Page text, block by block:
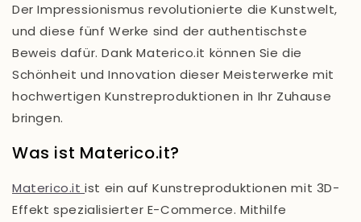
Der Impressionismus revolutionierte die Kunstwelt,
und diese fünf Werke sind der authentischste
Beweis dafür. Dank Materico.it können Sie die
Schönheit und Innovation dieser Meisterwerke mit
hochwertigen Kunstreproduktionen in Ihr Zuhause
bringen.
Was ist Materico.it?
Materico.itist ein auf Kunstreproduktionen mit 3D-
Effekt spezialisierter E-Commerce. Mithilfe